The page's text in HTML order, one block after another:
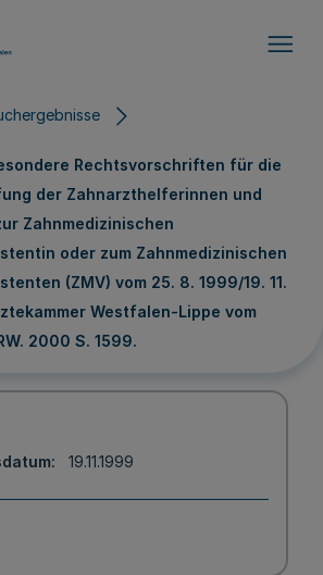
Rechtsvorschriften für die
der Zahnarzthelferinnen und
Zahnmedizinischen
oder zum Zahnmedizinischen
(ZMV) vom 25. 8. 1999/19. 11.
Westfalen-Lippe vom
2000 S. 1599.
19.11.1999